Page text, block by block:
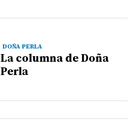
DOÑA PERLA
La columna de Doña
Perla